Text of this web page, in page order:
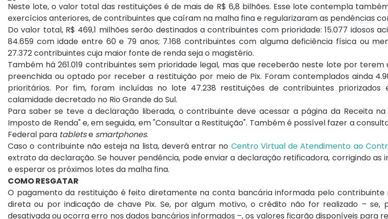
Neste lote, o valor total das restituições é de mais de R$ 6,8 bilhões. Esse lote contempla
exercícios anteriores, de contribuintes que caíram na malha fina e regularizaram as pendências
Do valor total, R$ 469,1 milhões serão destinados a contribuintes com prioridade: 15.077 idosos
84.659 com idade entre 60 e 79 anos; 7.168 contribuintes com alguma deficiência física ou
27.372 contribuintes cuja maior fonte de renda seja o magistério.
Também há 261.019 contribuintes sem prioridade legal, mas que receberão neste lote por
preenchida ou optado por receber a restituição por meio de Pix. Foram contemplados ainda
prioritários. Por fim, foram incluídas no lote 47.238 restituições de contribuintes
calamidade decretado no Rio Grande do Sul.
Para saber se teve a declaração liberada, o contribuinte deve acessar a página da Receita
Imposto de Renda" e, em seguida, em "Consultar a Restituição". Também é possível fazer a
Federal para tabletse smartphones.
Caso o contribuinte não esteja na lista, deverá entrar no Centro Virtual de Atendimento ao
extrato da declaração. Se houver pendência, pode enviar a declaração retificadora, corrigindo as
e esperar os próximos lotes da malha fina.
COMO RESGATAR
O pagamento da restituição é feito diretamente na conta bancária informada pelo contribuinte
direta ou por indicação de chave Pix. Se, por algum motivo, o crédito não for realizado – se,
desativada ou ocorra erro nos dados bancários informados –, os valores ficarão disponíveis para